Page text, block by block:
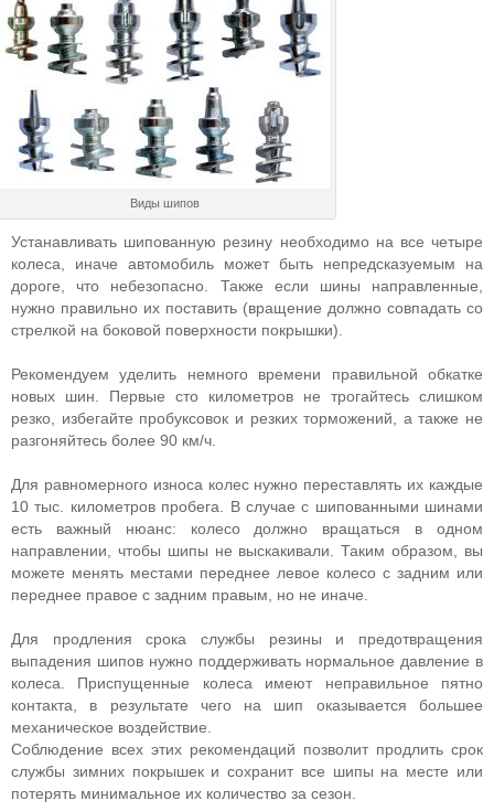
Виды шипов
Устанавливать шипованную резину необходимо на все четыре
колеса, иначе автомобиль может быть непредсказуемым на
дороге, что небезопасно. Также если шины направленные,
нужно правильно их поставить (вращение должно совпадать со
стрелкой на боковой поверхности покрышки).
Рекомендуем уделить немного времени правильной обкатке
новых шин. Первые сто километров не трогайтесь слишком
резко, избегайте пробуксовок и резких торможений, а также не
разгоняйтесь более 90 км/ч.
Для равномерного износа колес нужно переставлять их каждые
10 тыс. километров пробега. В случае с шипованными шинами
есть важный нюанс: колесо должно вращаться в одном
направлении, чтобы шипы не выскакивали. Таким образом, вы
можете менять местами переднее левое колесо с задним или
переднее правое с задним правым, но не иначе.
Для продления срока службы резины и предотвращения
выпадения шипов нужно поддерживать нормальное давление в
колеса. Приспущенные колеса имеют неправильное пятно
контакта, в результате чего на шип оказывается большее
механическое воздействие.
Соблюдение всех этих рекомендаций позволит продлить срок
службы зимних покрышек и сохранит все шипы на месте или
потерять минимальное их количество за сезон.